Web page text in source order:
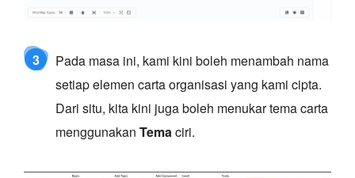
3
Pada masa ini, kami kini boleh menambah nama
setiap elemen carta organisasi yang kami cipta.
Dari situ, kita kini juga boleh menukar tema carta
menggunakan Temaciri.